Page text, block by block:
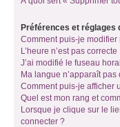
Préférences et réglages
Comment puis-je modifier
L’heure n’est pas correcte
J’ai modifié le fuseau
Ma langue n’apparaît pas
Comment puis-je afficher
Quel est mon rang et
Lorsque je clique sur le
connecter ?